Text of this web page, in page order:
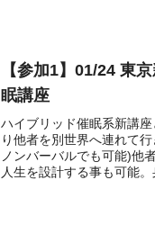
【参加1】01/24 東
眠講座
ハイブリッド催眠系新講
り他者を別世界へ連れて
ノンバーバルでも可能)他
人生を設計する事も可能